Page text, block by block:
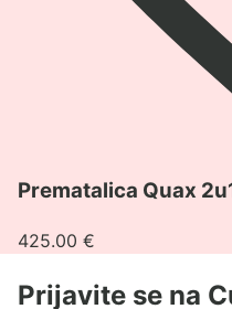
proizvod
Quax
Prematalica Quax
425.00 €
Prijavite se na